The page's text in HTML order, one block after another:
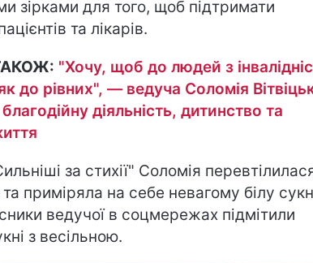
зірками для того, щоб підтримати
та лікарів.
"Хочу, щоб до людей з
до рівних", — ведуча Соломія
діяльність, дитинство та
за стихії" Соломія
приміряла на себе невагому білу
ведучої в соцмережах підмітили
з весільною.